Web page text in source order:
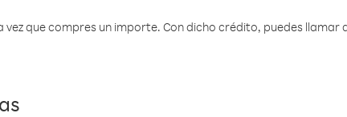
que compres un importe. Con dicho crédito, puedes llamar